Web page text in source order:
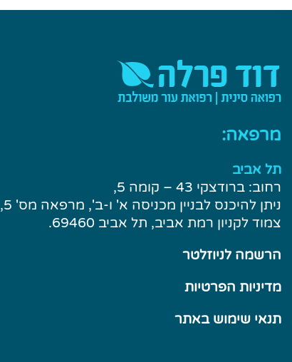
מרפאה:
תל אביב
רחוב: ברודצקי 43 – קומה 5,
ניתן להיכנס לבניין מכניסה א' ו-ב', מרפאה מס' 5,
צמוד לקניון רמת אביב, תל אביב 69460.
הרשמה לניוזלטר
מדיניות הפרטיות
תנאי שימוש באתר